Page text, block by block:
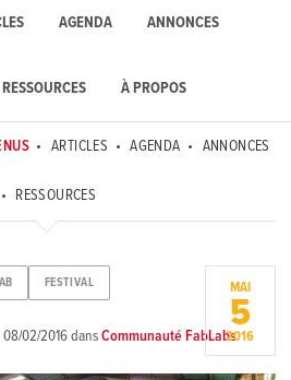
AGENDA ANNONCES
RESSOURCES À PROPOS
ARTICLES AGENDA ANNONCES
RESSOURCES
FESTIVAL
08/02/2016dansCommunauté FabLabs
MAI
5
2016